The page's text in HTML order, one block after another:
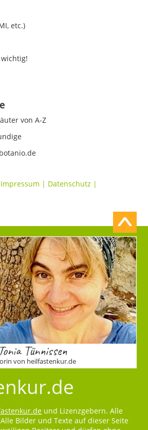
etc.)
von A-Z
Impressum | Datenschutz |
Tonia Tünnissen
von heilfastenkur.de
und Lizenzgebern. Alle
Bilder und Texte auf dieser Seite